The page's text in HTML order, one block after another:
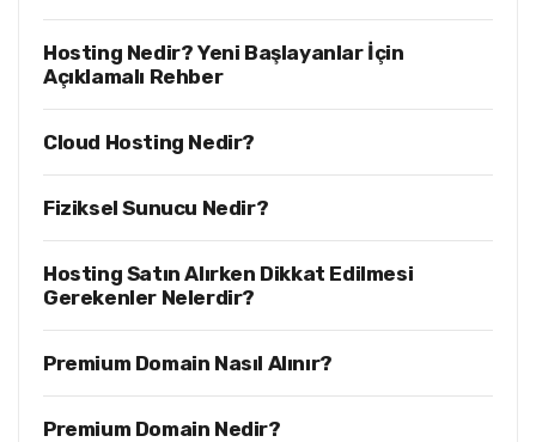
Hosting Nedir? Yeni Başlayanlar İçin
Açıklamalı Rehber
Cloud Hosting Nedir?
Fiziksel Sunucu Nedir?
Hosting Satın Alırken Dikkat Edilmesi
Gerekenler Nelerdir?
Premium Domain Nasıl Alınır?
Premium Domain Nedir?